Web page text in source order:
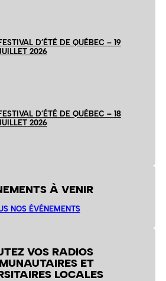
D’ÉTÉ DE QUÉBEC – 19
2026
D’ÉTÉ DE QUÉBEC – 18
2026
À VENIR
NOS ÉVÉNEMENTS
VOS RADIOS
ET
LOCALES